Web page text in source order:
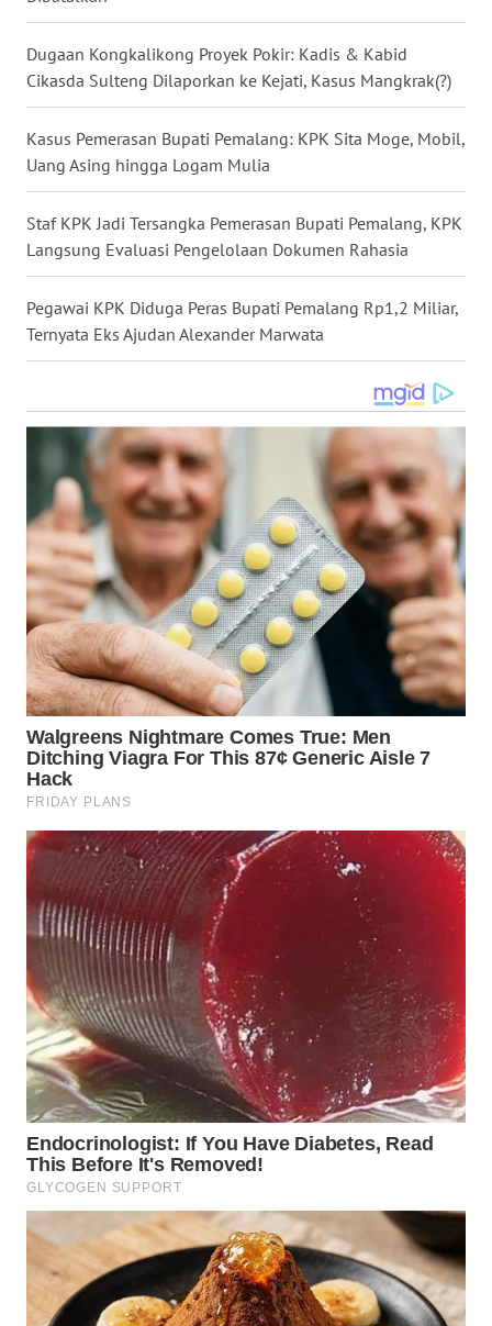
Dugaan Kongkalikong Proyek Pokir: Kadis & Kabid
Cikasda Sulteng Dilaporkan ke Kejati, Kasus Mangkrak(?)
Kasus Pemerasan Bupati Pemalang: KPK Sita Moge, Mobil,
Uang Asing hingga Logam Mulia
Staf KPK Jadi Tersangka Pemerasan Bupati Pemalang, KPK
Langsung Evaluasi Pengelolaan Dokumen Rahasia
Pegawai KPK Diduga Peras Bupati Pemalang Rp1,2 Miliar,
Ternyata Eks Ajudan Alexander Marwata
WN
NUSANTARA
WN
JOGJA
WN
JATIM
WN
WN
KALTENG
WN
KALTARA
WN
KALSEL
WN
KALTIM
WN
SULSEL
WN
GORONTALO
WN
SULUT
WN
MALUKU
WN
MALUT
WN
DAIRI
WN
DANAU
TOBA